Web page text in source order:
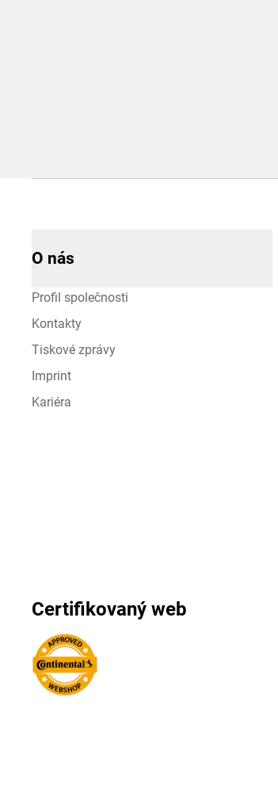
O nás
Profil společnosti
Kontakty
Tiskové zprávy
Imprint
Kariéra
Certifikovaný web